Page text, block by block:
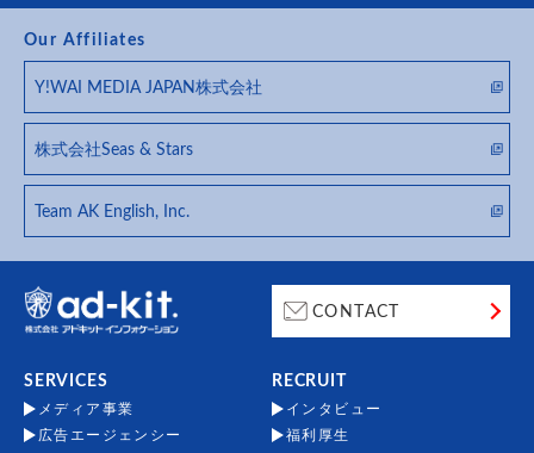
Our Affiliates
Y!WAI MEDIA JAPAN株式会社
株式会社Seas & Stars
Team AK English, Inc.
CONTACT
SERVICES
メディア事業
広告エージェンシー
RECRUIT
インタビュー
福利厚生